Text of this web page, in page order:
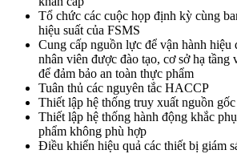
Tổ chức các cuộc họp định kỳ cùng
hiệu suất của FSMS
Cung cấp nguồn lực để vận hành hiệu
nhân viên được đào tạo, cơ sở hạ
để đảm bảo an toàn thực phẩm
Tuân thủ các nguyên tắc HACCP
Thiết lập hệ thống truy xuất nguồn
Thiết lập hệ thống hành động khắc
phẩm không phù hợp
Điều khiển hiệu quả các thiết bị giám